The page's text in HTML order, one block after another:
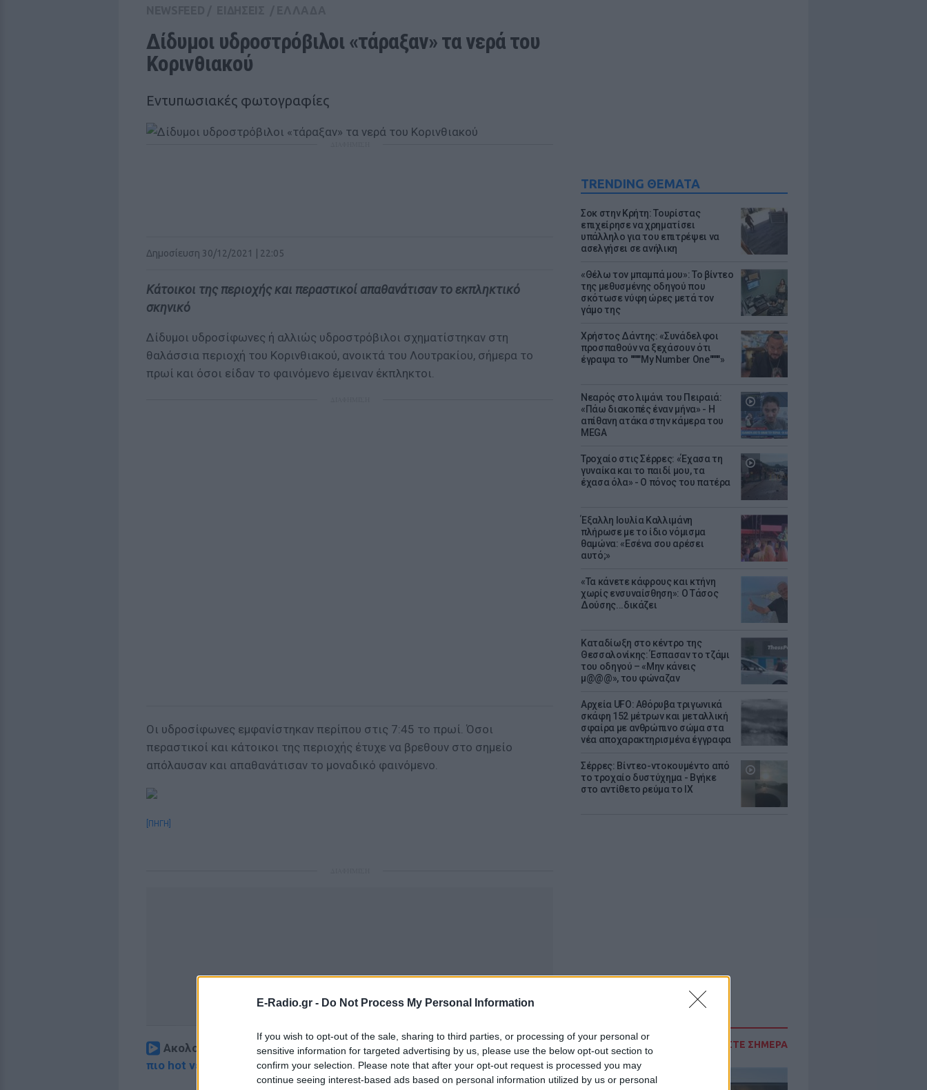
E-Radio.gr - Do Not Process My Personal Information
If you wish to opt-out of the sale, sharing to third parties, or processing of your personal or
sensitive information for targeted advertising by us, please use the below opt-out section to
confirm your selection. Please note that after your opt-out request is processed you may
continue seeing interest-based ads based on personal information utilized by us or personal
TRENDING ΘΕΜΑΤΑ
Σοκ στην Κρήτη: Τουρίστας
επιχείρησε να χρηματίσει
υπάλληλο για του επιτρέψει να
ασελγήσει σε ανήλικη
«Θέλω τον μπαμπά μου»: Το βίντεο
της μεθυσμένης οδηγού που
σκότωσε νύφη ώρες μετά τον
γάμο της
Χρήστος Δάντης: «Συνάδελφοι
προσπαθούν να ξεχάσουν ότι
έγραψα το """"My Number One""""»
Νεαρός στο λιμάνι του Πειραιά:
«Πάω διακοπές έναν μήνα» - Η
απίθανη ατάκα στην κάμερα του
MEGA
Τροχαίο στις Σέρρες: «Έχασα τη
γυναίκα και το παιδί μου, τα
έχασα όλα» - Ο πόνος του πατέρα
Έξαλλη Ιουλία Καλλιμάνη
πλήρωσε με το ίδιο νόμισμα
θαμώνα: «Εσένα σου αρέσει
αυτό;»
«Τα κάνετε κάφρους και κτήνη
χωρίς ενσυναίσθηση»: Ο Τάσος
Δούσης...δικάζει
Καταδίωξη στο κέντρο της
Θεσσαλονίκης: Έσπασαν το τζάμι
του οδηγού – «Μην κάνεις
μ@@@», του φώναζαν
Αρχεία UFO: Αθόρυβα τριγωνικά
σκάφη 152 μέτρων και μεταλλική
σφαίρα με ανθρώπινο σώμα στα
νέα αποχαρακτηρισμένα έγγραφα
Σέρρες: Βίντεο-ντοκουμέντο από
το τροχαίο δυστύχημα - Βγήκε
στο αντίθετο ρεύμα το ΙΧ
ΔΙΑΒΑΣΤΕ ΣΗΜΕΡΑ
Δίδυμοι υδροστρόβιλοι «τάραξαν» τα νερά του
Κορινθιακού
Eντυπωσιακές φωτογραφίες
Δημοσίευση 30/12/2021 | 22:05
Κάτοικοι της περιοχής και περαστικοί απαθανάτισαν το εκπληκτικό
σκηνικό
Δίδυμοι υδροσίφωνες ή αλλιώς υδροστρόβιλοι σχηματίστηκαν στη
θαλάσσια περιοχή του Κορινθιακού, ανοικτά του Λουτρακίου, σήμερα το
πρωί και όσοι είδαν το φαινόμενο έμειναν έκπληκτοι.
Οι υδροσίφωνες εμφανίστηκαν περίπου στις 7:45 το πρωί. Όσοι
περαστικοί και κάτοικοι της περιοχής έτυχε να βρεθουν στο σημείο
απόλαυσαν και απαθανάτισαν το μοναδικό φαινόμενο.
[ΠΗΓΗ]
Ακολουθήστε το E-Radio.gr στοGoogle Newsκαι μάθετε πρώτοιτα
πιο hot νέα